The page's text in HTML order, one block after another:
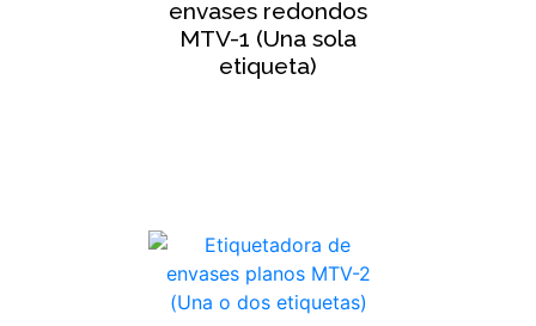
envases redondos
MTV-1 (Una sola
etiqueta)